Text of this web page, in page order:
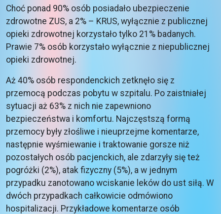
Choć ponad 90% osób posiadało ubezpieczenie
zdrowotne ZUS, a 2% – KRUS, wyłącznie z publicznej
opieki zdrowotnej korzystało tylko 21% badanych.
Prawie 7% osób korzystało wyłącznie z niepublicznej
opieki zdrowotnej.
Aż 40% osób respondenckich zetknęło się z
przemocą podczas pobytu w szpitalu. Po zaistniałej
sytuacji aż 63% z nich nie zapewniono
bezpieczeństwa i komfortu. Najczęstszą formą
przemocy były złośliwe i nieuprzejme komentarze,
następnie wyśmiewanie i traktowanie gorsze niż
pozostałych osób pacjenckich, ale zdarzyły się też
pogróżki (2%), atak fizyczny (5%), a w jednym
przypadku zanotowano wciskanie leków do ust siłą. W
dwóch przypadkach całkowicie odmówiono
hospitalizacji. Przykładowe komentarze osób